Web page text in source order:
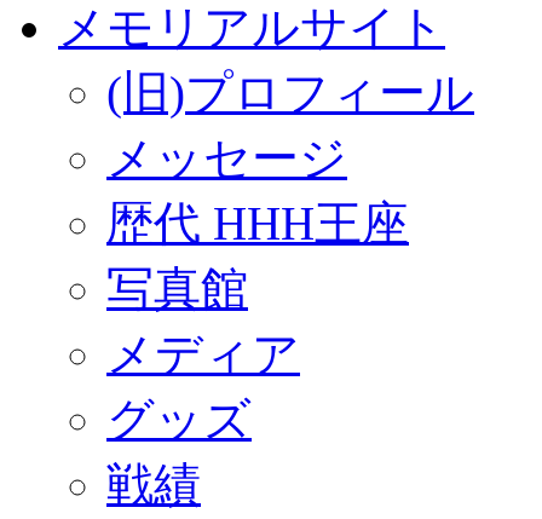
メモリアルサイト
(旧)プロフィール
メッセージ
歴代 HHH王座
写真館
メディア
グッズ
戦績